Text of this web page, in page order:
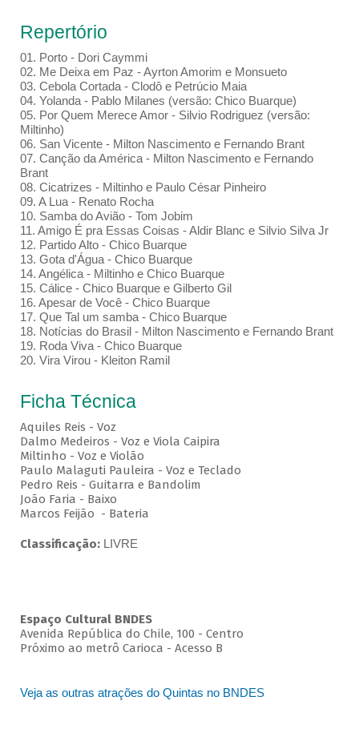
Repertório
01. Porto - Dori Caymmi
02. Me Deixa em Paz - Ayrton Amorim e Monsueto
03. Cebola Cortada - Clodô e Petrúcio Maia
04. Yolanda - Pablo Milanes (versão: Chico Buarque)
05. Por Quem Merece Amor - Silvio Rodriguez (versão:
Miltinho)
06. San Vicente - Milton Nascimento e Fernando Brant
07. Canção da América - Milton Nascimento e Fernando
Brant
08. Cicatrizes - Miltinho e Paulo César Pinheiro
09. A Lua - Renato Rocha
10. Samba do Avião - Tom Jobim
11. Amigo É pra Essas Coisas - Aldir Blanc e Silvio Silva Jr
12. Partido Alto - Chico Buarque
13. Gota d'Água - Chico Buarque
14. Angélica - Miltinho e Chico Buarque
15. Cálice - Chico Buarque e Gilberto Gil
16. Apesar de Você - Chico Buarque
17. Que Tal um samba - Chico Buarque
18. Notícias do Brasil - Milton Nascimento e Fernando Brant
19. Roda Viva - Chico Buarque
20. Vira Virou - Kleiton Ramil
Ficha Técnica
Aquiles Reis - Voz
Dalmo Medeiros - Voz e Viola Caipira
Miltinho - Voz e Violão
Paulo Malaguti Pauleira - Voz e Teclado
Pedro Reis - Guitarra e Bandolim
João Faria - Baixo
Marcos Feijão - Bateria
Classificação: LIVRE
Espaço Cultural BNDES
Avenida República do Chile, 100 - Centro
Próximo ao metrô Carioca - Acesso B
Veja as outras atrações do Quintas no BNDES